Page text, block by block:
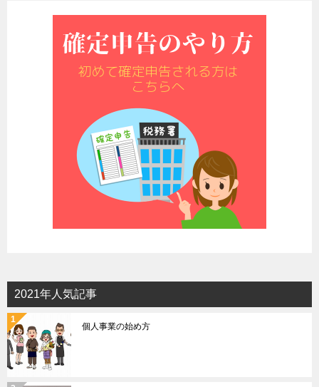
2021年人気記事
個人事業の始め方